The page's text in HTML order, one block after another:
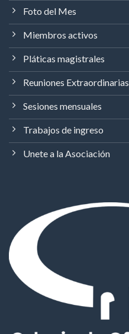
Foto del Mes
Miembros activos
Pláticas magistrales
Reuniones Extraordinarias
Sesiones mensuales
Trabajos de ingreso
Unete a la Asociación